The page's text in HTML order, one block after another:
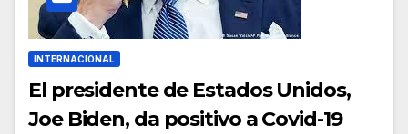
INTERNACIONAL
El presidente de Estados Unidos,
Joe Biden, da positivo a Covid-19